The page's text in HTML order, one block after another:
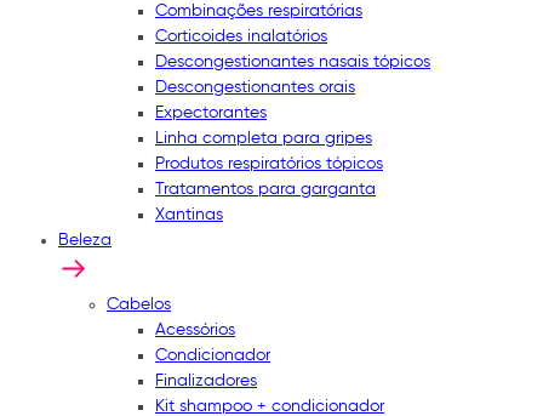
Combinações respiratórias
Corticoides inalatórios
Descongestionantes nasais tópicos
Descongestionantes orais
Expectorantes
Linha completa para gripes
Produtos respiratórios tópicos
Tratamentos para garganta
Xantinas
Beleza
Cabelos
Acessórios
Condicionador
Finalizadores
Kit shampoo + condicionador